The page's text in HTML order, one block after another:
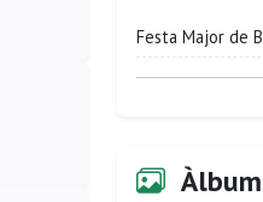
Festa Major de